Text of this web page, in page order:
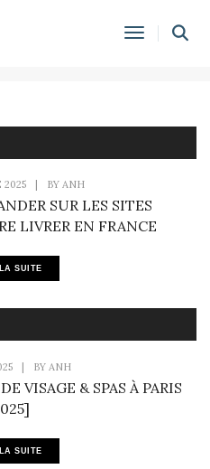
Toggle
2025 BY ANH
SUR LES SITES
LIVRER EN FRANCE
SUITE
| BY ANH
VISAGE & SPAS À PARIS
SUITE